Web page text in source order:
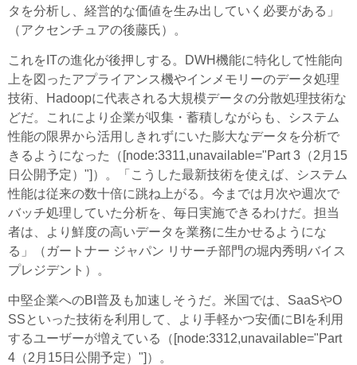
タを分析し、経営的な価値を生み出していく必要がある」
（アクセンチュアの後藤氏）。
これをITの進化が後押しする。DWH機能に特化して性能向
上を図ったアプライアンス機やインメモリーのデータ処理
技術、Hadoopに代表される大規模データの分散処理技術な
どだ。これにより企業が収集・蓄積しながらも、システム
性能の限界から活用しきれずにいた膨大なデータを分析で
きるようになった（[node:3311,unavailable="Part 3（2月15
日公開予定）"]）。「こうした最新技術を使えば、システム
性能は従来の数十倍に跳ね上がる。今までは月次や週次で
バッチ処理していた分析を、毎日実施できるわけだ。担当
者は、より鮮度の高いデータを業務に生かせるようにな
る」（ガートナー ジャパン リサーチ部門の堀内秀明バイス
プレジデント）。
中堅企業へのBI普及も加速しそうだ。米国では、SaaSやO
SSといった技術を利用して、より手軽かつ安価にBIを利用
するユーザーが増えている（[node:3312,unavailable="Part
4（2月15日公開予定）"]）。